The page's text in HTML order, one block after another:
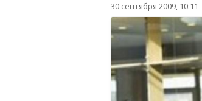
30 сентября 2009, 10:11